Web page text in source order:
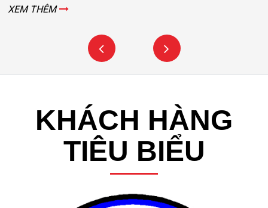
XEM THÊM
KHÁCH HÀNG
TIÊU BIỂU